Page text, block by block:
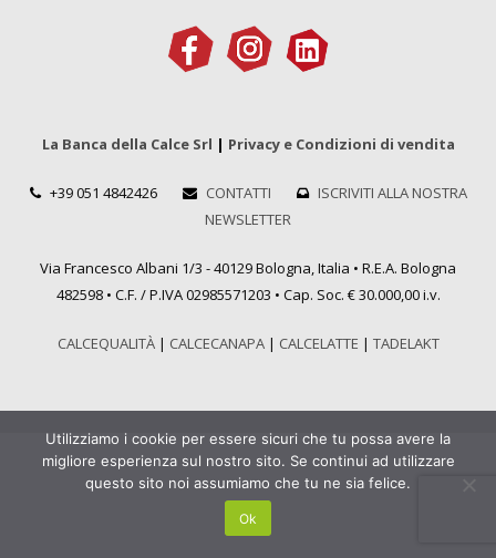
La Banca della Calce Srl | Privacy e Condizioni di vendita
+39 051 4842426 CONTATTI
ISCRIVITI ALLA NOSTRA
NEWSLETTER
Via Francesco Albani 1/3 - 40129 Bologna, Italia • R.E.A. Bologna
482598 • C.F. / P.IVA 02985571203 • Cap. Soc. € 30.000,00 i.v.
CALCEQUALITÀ| CALCECANAPA| CALCELATTE | TADELAKT
Utilizziamo i cookie per essere sicuri che tu possa avere la
migliore esperienza sul nostro sito. Se continui ad utilizzare
questo sito noi assumiamo che tu ne sia felice.
Ok